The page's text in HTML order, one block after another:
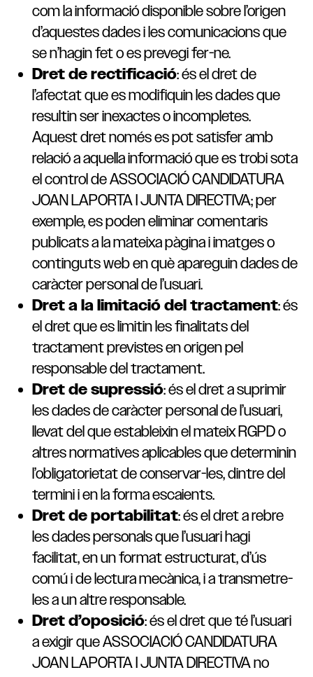
com la informació disponible sobre l’origen
d’aquestes dades i les comunicacions que
se n’hagin fet o es prevegi fer-ne.
Dret de rectificació: és el dret de
l’afectat que es modifiquin les dades que
resultin ser inexactes o incompletes.
Aquest dret només es pot satisfer amb
relació a aquella informació que es trobi sota
el control de ASSOCIACIÓ CANDIDATURA
JOAN LAPORTA I JUNTA DIRECTIVA; per
exemple, es poden eliminar comentaris
publicats a la mateixa pàgina i imatges o
continguts web en què apareguin dades de
caràcter personal de l’usuari.
Dret a la limitació del tractament: és
el dret que es limitin les finalitats del
tractament previstes en origen pel
responsable del tractament.
Dret de supressió: és el dret a suprimir
les dades de caràcter personal de l’usuari,
llevat del que estableixin el mateix RGPD o
altres normatives aplicables que determinin
l’obligatorietat de conservar-les, dintre del
termini i en la forma escaients.
Dret de portabilitat: és el dret a rebre
les dades personals que l’usuari hagi
facilitat, en un format estructurat, d’ús
comú i de lectura mecànica, i a transmetre-
les a un altre responsable.
Dret d’oposició: és el dret que té l’usuari
a exigir que ASSOCIACIÓ CANDIDATURA
JOAN LAPORTA I JUNTA DIRECTIVA no